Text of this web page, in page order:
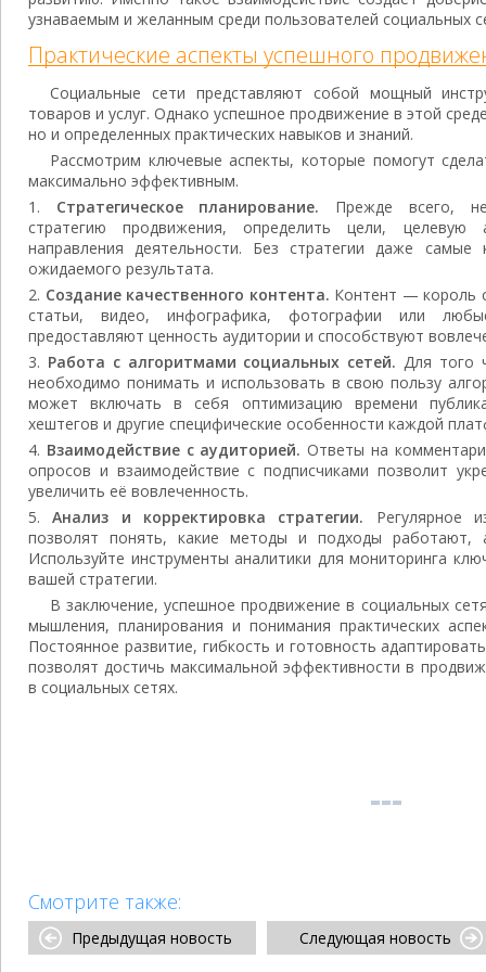
узнаваемым и желанным среди пользователей социальных
Практические аспекты успешного
Социальные сети представляют собой мощный
товаров и услуг. Однако успешное продвижение в этой
но и определенных практических навыков и знаний.
Рассмотрим ключевые аспекты, которые помогут
максимально эффективным.
Стратегическое планирование. Прежде всего,
стратегию продвижения, определить цели,
направления деятельности. Без стратегии даже
ожидаемого результата.
Создание качественного контента. Контент — король
статьи, видео, инфографика, фотографии или
предоставляют ценность аудитории и способствуют
Работа с алгоритмами социальных сетей. Для того
необходимо понимать и использовать в свою пользу
может включать в себя оптимизацию времени
хештегов и другие специфические особенности каждой
Взаимодействие с аудиторией. Ответы на
опросов и взаимодействие с подписчиками позволит
увеличить её вовлеченность.
Анализ и корректировка стратегии. Регулярное
позволят понять, какие методы и подходы работают,
Используйте инструменты аналитики для мониторинга
вашей стратегии.
В заключение, успешное продвижение в социальных
мышления, планирования и понимания практических
Постоянное развитие, гибкость и готовность
позволят достичь максимальной эффективности в
в социальных сетях.
Смотрите также:
Предыдущая новость Следующая новость